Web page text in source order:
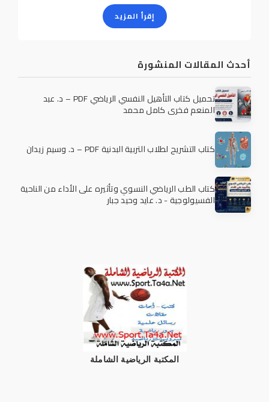
إقرأ المزيد
أحدث المقالات المنشورة
تحميل كتاب التأهيل النفسي الرياضي PDF – د. عبد
المنعم فخري كامل محمد
كتاب التشريح لطلاب التربية البدنية PDF – د. وسيم زيدان
كتاب الطب الرياضي النسوي وتأثيره على الأداء من الناحية
الفسيولوجية - د. عايد وحيد جبار
المكتبة الرياضية الشاملة